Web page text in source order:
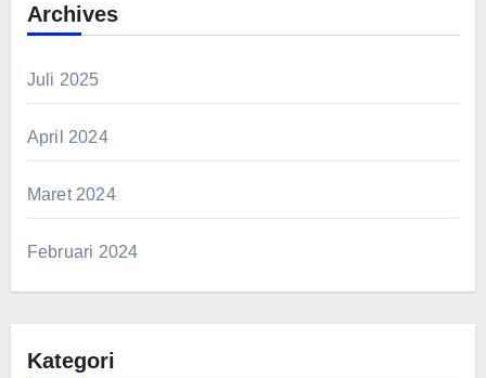
Archives
Juli 2025
April 2024
Maret 2024
Februari 2024
Kategori